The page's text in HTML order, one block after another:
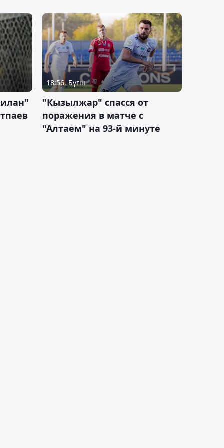
18:56, Бүгін
"Кызылжар" спасся от
поражения в матче с
"Алтаем" на 93-й минуте